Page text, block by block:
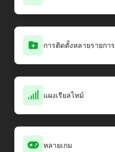
การติดตั้งหลายรายการ
แผงเรียลไทม์
หลายเกม